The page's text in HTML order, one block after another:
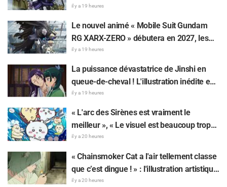
dilemme ultime entre « Tanigaki le Matagi
» et « Genjiro-chan » de Golden Kamuy
il y a 19 heures
Le nouvel animé « Mobile Suit Gundam
RG XARX-ZERO » débutera en 2027, les
fans s'enflamment : « Une cape et un bras
comme une bête !? », « Le mecha du
protagoniste est super classe »
il y a 19 heures
La puissance dévastatrice de Jinshi en
queue-de-cheval ! L'illustration inédite en
yukata pour l'événement d'été de « Les
Carnets de l'Apothicaire » fait réagir : «
Mon cœur a failli lâcher pour de vrai », « Il
faudrait l'immortaliser sur une fresque »
il y a 19 heures
« L'arc des Sirènes est vraiment le
meilleur », « Le visuel est beaucoup trop
beau » : des réactions enthousiastes alors
que « Chiikawa The Movie: The Secret of
the Mermaid Island » sort aujourd'hui, le
24 juillet
il y a 20 heures
« Chainsmoker Cat a l'air tellement classe
que c’est dingue ! » : l'illustration artistique
de « Chainsmoker Cat » par l'auteur de «
il y a 20 heures